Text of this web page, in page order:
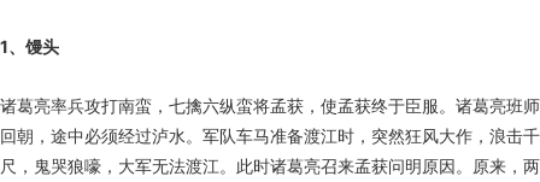
1、馒头
诸葛亮率兵攻打南蛮，七擒六纵蛮将孟获，使孟获终于臣服。诸葛亮班师
回朝，途中必须经过泸水。军队车马准备渡江时，突然狂风大作，浪击千
尺，鬼哭狼嚎，大军无法渡江。此时诸葛亮召来孟获问明原因。原来，两